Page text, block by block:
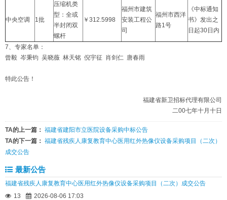
中央空调 1批
压缩机类
型：全或
半封闭双
螺杆
￥312.5998
福州市建筑
安装工程公
司
福州市西洋
路1号
《中标通知
书》发出之
日起30日内
7、专家名单：
曾毅 岑秉钧 吴晓薇 林天铭 倪宇征 肖剑仁 唐春雨
特此公告！
福建省新卫招标代理有限公司
二00七年十月十日
TA的上一篇： 福建省建阳市立医院设备采购中标公告
TA的下一篇： 福建省残疾人康复教育中心医用红外热像仪设备采购项目（二次）
成交公告
最新公告
福建省残疾人康复教育中心医用红外热像仪设备采购项目（二次）成交公告
13
2026-08-06 17:03